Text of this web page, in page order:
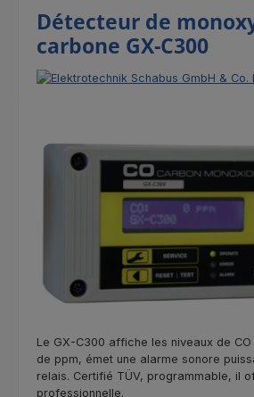
Détecteur de
carbone GX-C300
Le GX-C300 affiche les niveaux de
de ppm, émet une alarme sonore
relais. Certifié TÜV, programmable, il
professionnelle.